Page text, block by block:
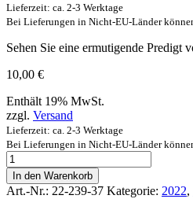
Lieferzeit: ca. 2-3 Werktage
Bei Lieferungen in Nicht-EU-Länder
Sehen Sie eine ermutigende
10,00 €
Enthält 19% MwSt.
zzgl. Versand
Lieferzeit: ca. 2-3 Werktage
Bei Lieferungen in Nicht-EU-Länder
In den Warenkorb
Art.-Nr.: 22-239-37 Kategorie: 2022,